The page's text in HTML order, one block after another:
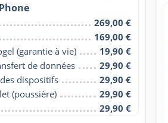
269,00 €
169,00 €
(garantie à vie)
19,90 €
de données
29,90 €
dispositifs
29,90 €
(poussière)
29,90 €
29,90 €